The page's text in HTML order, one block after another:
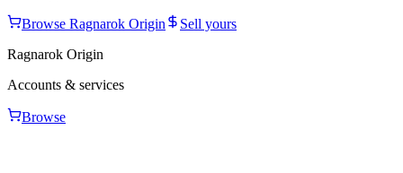
Browse Ragnarok Origin
Sell yours
Ragnarok Origin
Accounts & services
Browse